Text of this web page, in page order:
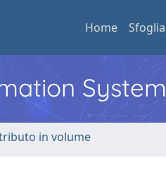
Home Sfoglia
System
in volume